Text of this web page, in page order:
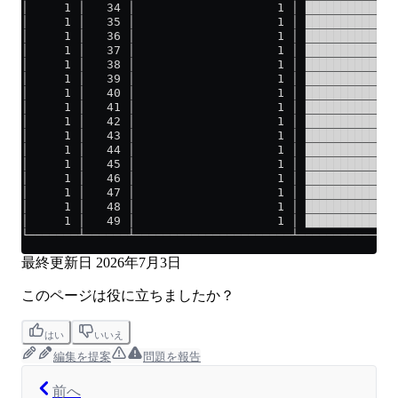
│     1 │   34 │                    1 │ ██████████ │
│     1 │   35 │                    1 │ ██████████ │
│     1 │   36 │                    1 │ ██████████ │
│     1 │   37 │                    1 │ ██████████ │
│     1 │   38 │                    1 │ ██████████ │
│     1 │   39 │                    1 │ ██████████ │
│     1 │   40 │                    1 │ ██████████ │
│     1 │   41 │                    1 │ ██████████ │
│     1 │   42 │                    1 │ ██████████ │
│     1 │   43 │                    1 │ ██████████ │
│     1 │   44 │                    1 │ ██████████ │
│     1 │   45 │                    1 │ ██████████ │
│     1 │   46 │                    1 │ ██████████ │
│     1 │   47 │                    1 │ ██████████ │
│     1 │   48 │                    1 │ ██████████ │
│     1 │   49 │                    1 │ ██████████ │
└───────┴──────┴──────────────────────┴────────────┘
最終更新日 2026年7月3日
このページは役に立ちましたか？
はい いいえ
編集を提案 問題を報告
前へ